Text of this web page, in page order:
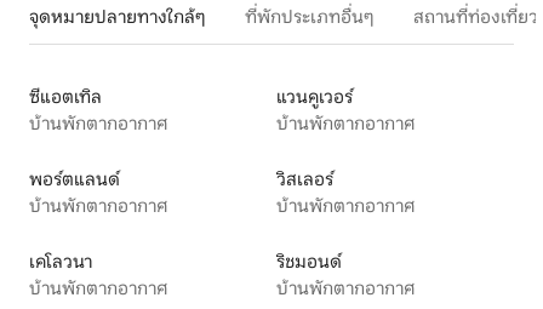
จุดหมายปลายทางใกล้ๆ ที่พักประเภทอื่นๆ สถานที่ท่องเที่ย
ซีแอตเทิล
บ้านพักตากอากาศ
แวนคูเวอร์
บ้านพักตากอากาศ
พอร์ตแลนด์
บ้านพักตากอากาศ
วิสเลอร์
บ้านพักตากอากาศ
เคโลวนา
บ้านพักตากอากาศ
ริชมอนด์
บ้านพักตากอากาศ